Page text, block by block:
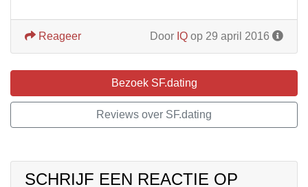
Door IQ op 29 april 2016
Reageer
Bezoek SF.dating
Reviews over SF.dating
SCHRIJF EEN REACTIE OP